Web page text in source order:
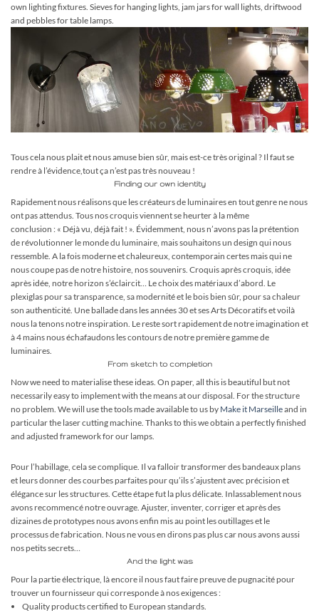
own lighting fixtures. Sieves for hanging lights, jam jars for wall lights, driftwood
and pebbles for table lamps.
Tous cela nous plait et nous amuse bien sûr, mais est-ce très original ? Il faut se
rendre à l’évidence,tout ça n’est pas très nouveau !
Finding our own identity
Rapidement nous réalisons que les créateurs de luminaires en tout genre ne nous
ont pas attendus. Tous nos croquis viennent se heurter à la même
conclusion : « Déjà vu, déjà fait ! ». Évidemment, nous n’avons pas la prétention
de révolutionner le monde du luminaire, mais souhaitons un design qui nous
ressemble. A la fois moderne et chaleureux, contemporain certes mais qui ne
nous coupe pas de notre histoire, nos souvenirs. Croquis après croquis, idée
après idée, notre horizon s’éclaircit… Le choix des matériaux d’abord. Le
plexiglas pour sa transparence, sa modernité et le bois bien sûr, pour sa chaleur
son authenticité. Une ballade dans les années 30 et ses Arts Décoratifs et voilà
nous la tenons notre inspiration. Le reste sort rapidement de notre imagination et
à 4 mains nous échafaudons les contours de notre première gamme de
luminaires.
From sketch to completion
Now we need to materialise these ideas. On paper, all this is beautiful but not
necessarily easy to implement with the means at our disposal. For the structure
no problem. We will use the tools made available to us by Make it Marseilleand in
particular the laser cutting machine. Thanks to this we obtain a perfectly finished
and adjusted framework for our lamps.
Pour l’habillage, cela se complique. Il va falloir transformer des bandeaux plans
et leurs donner des courbes parfaites pour qu’ils s’ajustent avec précision et
élégance sur les structures. Cette étape fut la plus délicate. Inlassablement nous
avons recommencé notre ouvrage. Ajuster, inventer, corriger et après des
dizaines de prototypes nous avons enfin mis au point les outillages et le
processus de fabrication. Nous ne vous en dirons pas plus car nous avons aussi
nos petits secrets…
And the light was
Pour la partie électrique, là encore il nous faut faire preuve de pugnacité pour
trouver un fournisseur qui corresponde à nos exigences :
Quality products certified to European standards.